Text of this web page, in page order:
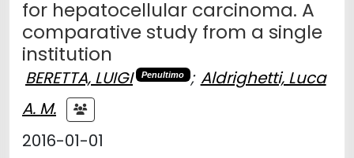
for hepatocellular carcinoma. A
comparative study from a single
institution
BERETTA, LUIGI Penultimo ; Aldrighetti, Luca
A. M.
2016-01-01